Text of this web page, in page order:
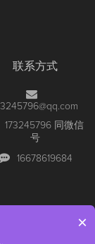
联系方式
173245796 同微信
号
16678619684
×